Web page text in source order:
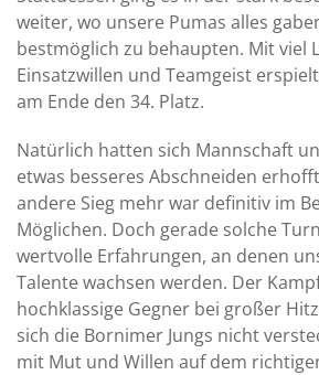
weiter, wo unsere Pumas alles
bestmöglich zu behaupten. Mit viel
Einsatzwillen und Teamgeist
am Ende den 34. Platz.
Natürlich hatten sich Mannschaft
etwas besseres Abschneiden
andere Sieg mehr war definitiv im
Möglichen. Doch gerade solche
wertvolle Erfahrungen, an denen
Talente wachsen werden. Der
hochklassige Gegner bei großer
sich die Bornimer Jungs nicht
mit Mut und Willen auf dem